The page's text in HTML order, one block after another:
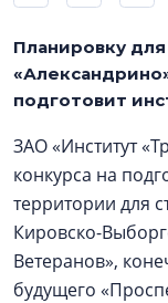
Планировку
подготовит
ЗАО «Институт
конкурса на
территории для
Кировско-
Ветеранов»,
будущего